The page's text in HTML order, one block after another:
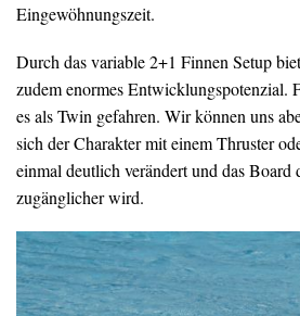
Eingewöhnungszeit.
Durch das variable 2+1 Finnen Setup
zudem enormes Entwicklungspotenzial.
es als Twin gefahren. Wir können uns
sich der Charakter mit einem Thruster
einmal deutlich verändert und das
zugänglicher wird.